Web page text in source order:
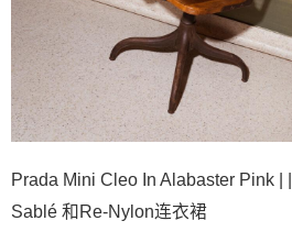
Prada Mini Cleo In Alabaster Pink |
Sablé 和Re-Nylon连衣裙